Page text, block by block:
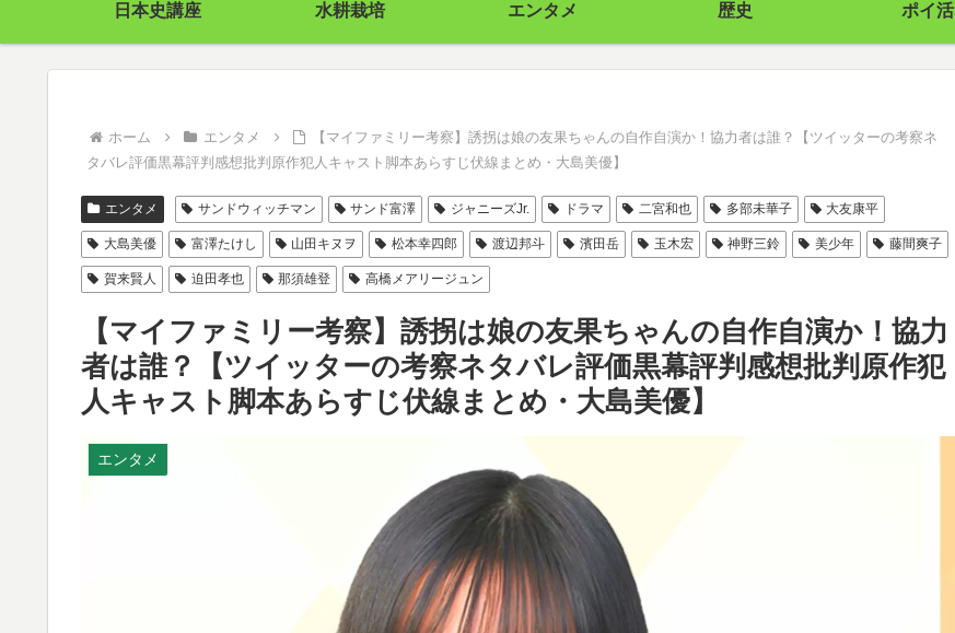
日本史講座 水耕栽培 エンタメ 歴史 ポイ活
ホーム エンタメ
【マイファミリー考察】誘拐は娘の友果ちゃんの自作自演か！協力者は誰？【ツイッターの考察ネ
タバレ評価黒幕評判感想批判原作犯人キャスト脚本あらすじ伏線まとめ・大島美優】
エンタメ サンドウィッチマン サンド富澤 ジャニーズJr. ドラマ 二宮和也 多部未華子 大友康平
大島美優 富澤たけし 山田キヌヲ 松本幸四郎 渡辺邦斗 濱田岳 玉木宏 神野三鈴 美少年 藤間爽子
賀来賢人 迫田孝也 那須雄登 高橋メアリージュン
【マイファミリー考察】誘拐は娘の友果ちゃんの自作自演か！協力
者は誰？【ツイッターの考察ネタバレ評価黒幕評判感想批判原作犯
人キャスト脚本あらすじ伏線まとめ・大島美優】
エンタメ